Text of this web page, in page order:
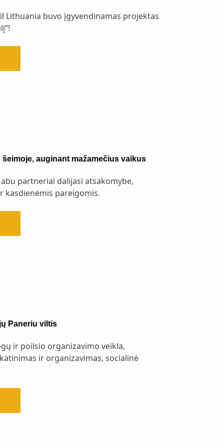
Lithuania buvo įgyvendinamas projektas
auginant mažamečius vaikus
partneriai dalijasi atsakomybe,
pareigomis.
Paneriu viltis
ir poilsio organizavimo veikla,
ir organizavimas, socialinė